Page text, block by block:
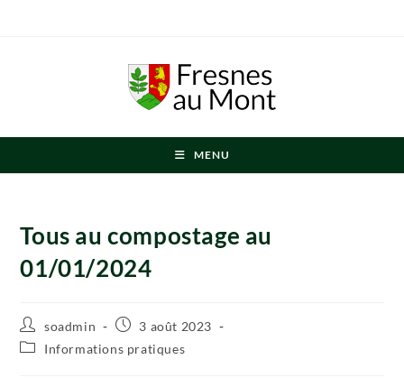
MENU
Tous au compostage au
01/01/2024
soadmin
3 août 2023
Informations pratiques